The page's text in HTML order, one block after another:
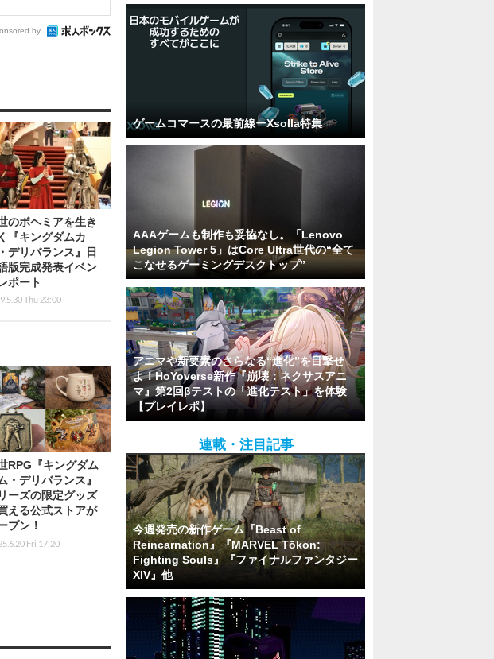
by
のボヘミアを生き
『キングダムカ
デリバランス』日
版完成発表イベン
ポート
Thu 23:00
RPG『キングダム
・デリバランス』
ーズの限定グッズ
える公式ストアが
プン！
Fri 17:20
ゲームコマースの最前線ーXsolla特集
AAAゲームも制作も妥協なし。「Lenovo
Legion Tower 5」はCore Ultra世代の“全て
こなせるゲーミングデスクトップ”
アニマや新要素のさらなる“進化”を目撃せ
よ！HoYoverse新作『崩壊：ネクサスアニ
マ』第2回βテストの「進化テスト」を体験
【プレイレポ】
連載・注目記事
今週発売の新作ゲーム『Beast of
Reincarnation』『MARVEL Tōkon:
Fighting Souls』『ファイナルファンタジー
XIV』他